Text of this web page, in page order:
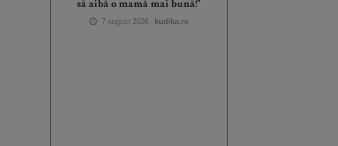
să aibă o mamă mai bună!”
7 August 2026 - kudika.ro